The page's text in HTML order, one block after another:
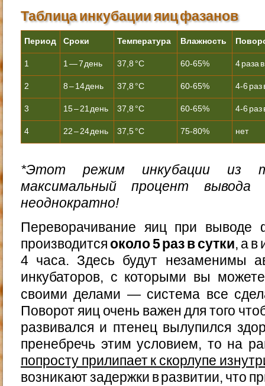
Таблица инкубации яиц фазанов
Период Сроки Температура Влажность
1 1 — 7 день 37,8 °С 60-65% 4 раза
2 8 – 14 день 37,8 °С 60-65% 4-6 раз
3 15 – 21 день 37,8 °С 60-65% 4-6 раз
4 22 – 24 день 37,5 °С 75-80% нет
*Этот режим инкубации из
максимальный процент вывода
неоднократно!
Переворачивание яиц при выводе
производится около 5 раз в сутки, а
4 часа. Здесь будут незаменимы
инкубаторов, с которыми вы
своими делами — система все
Поворот яиц очень важен для того
развивался и птенец вылупился
пренебречь этим условием, то на
попросту прилипает к скорлупе
возникают задержки в развитии, что